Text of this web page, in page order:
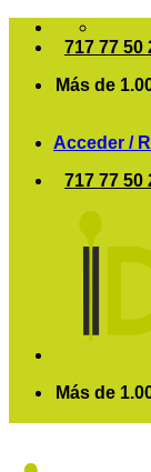
Saltar
717 77 50
Más de
Acceder /
717 77 50
Más de